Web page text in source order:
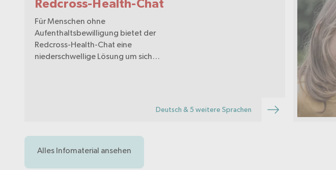
Redcross-Health-Chat
Für Menschen ohne
Aufenthaltsbewilligung bietet der
Redcross-Health-Chat eine
niederschwellige Lösung um sich
Deutsch & 5 weitere Sprachen
Alles Infomaterial ansehen